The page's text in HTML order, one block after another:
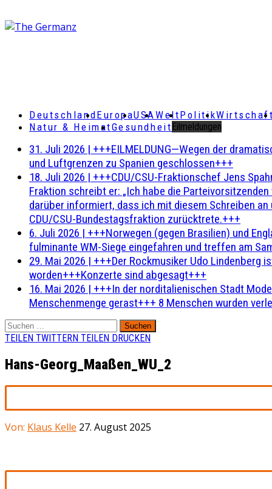
DeutschlandEuropaUSAWeltPolitikWirtschaft
Natur & HeimatGesundheit Eilmeldungen
31. Juli 2026 | +++EILMELDUNG—Wegen der
und Luftgrenzen zu Spanien geschlossen+++
18. Juli 2026 | +++CDU/CSU-Fraktionschef Jens
Fraktion schreibt er: „Ich habe die
darüber informiert, dass ich mit diesem Schreiben
CDU/CSU-Bundestagsfraktion zurücktrete.+++
6. Juli 2026 | +++Norwegen (gegen Brasilien) und
fulminante WM-Siege eingefahren und treffen am
29. Mai 2026 | +++Der Rockmusiker Udo Lindenberg
worden+++Konzerte sind abgesagt+++
16. Mai 2026 | +++In der norditalienischen Stadt
Menschenmenge gerast+++ 8 Menschen wurden
Suchen
nach:
TEILEN TWITTERN TEILEN DRUCKEN
Hans-Georg_Maaßen_WU_2
Von: Klaus Kelle 27. August 2025